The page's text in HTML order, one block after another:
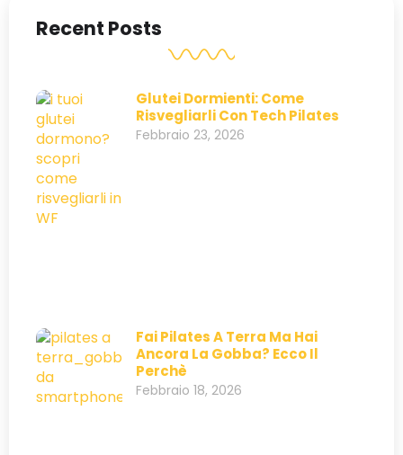
Recent Posts
Glutei Dormienti: Come
Risvegliarli Con Tech Pilates
Febbraio 23, 2026
Fai Pilates A Terra Ma Hai
Ancora La Gobba? Ecco Il
Perchè
Febbraio 18, 2026